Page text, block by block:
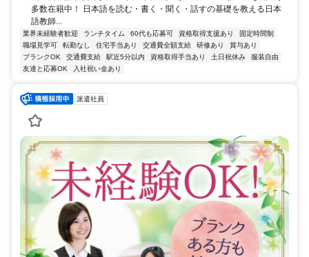
多数在籍中！ 日本語を読む・書く・聞く・話すの基礎を教える日本
語教師...
業界未経験者歓迎 ランチタイム 60代も応募可 資格取得支援あり
固定時間制
職場見学可
転勤なし 住宅手当あり 交通費全額支給 研修あり
賞与あり
ブランクOK
交通費支給 駅近5分以内 資格取得手当あり 土日祝休み
服装自由
友達と応募OK
入社祝い金あり
派遣社員